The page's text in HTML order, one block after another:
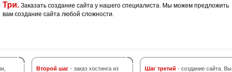
Три. Заказать создание сайта у нашего специалиста. Мы можем предложить
вам создание сайта любой сложности.
Второй шаг - заказ хостинга из
Шаг третий - создание сайта. Вы